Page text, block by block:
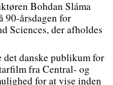
Bohdan Sláma
90-årsdagen for
Sciences, der afholdes
det danske publikum for
fra Central- og
for at vise inden